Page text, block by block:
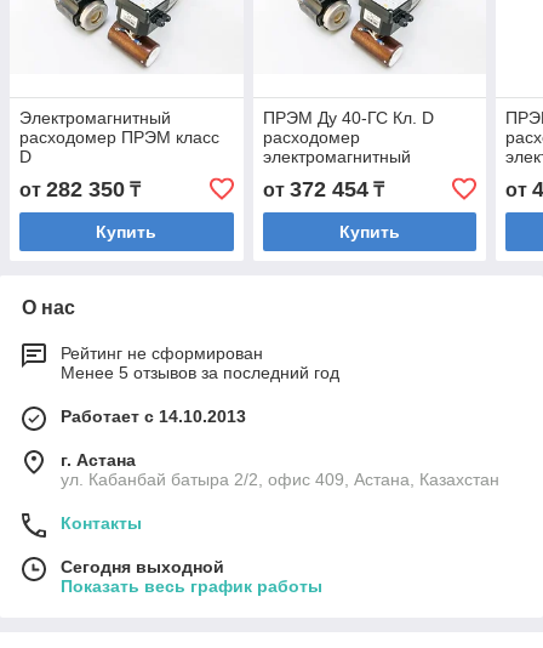
Электромагнитный
расходомер ПРЭМ класс
D
от 282 350 ₸
Купить
ПРЭМ Ду 40-ГС Кл. D
расходомер
электромагнитный
от 372 454₸
Купить
от
О нас
Рейтинг не сформирован
Менее 5 отзывов за последний год
Работает с 14.10.2013
г. Астана
ул. Кабанбай батыра 2/2, офис 409, Астана, Казахстан
Контакты
Сегодня выходной
Показать весь график работы